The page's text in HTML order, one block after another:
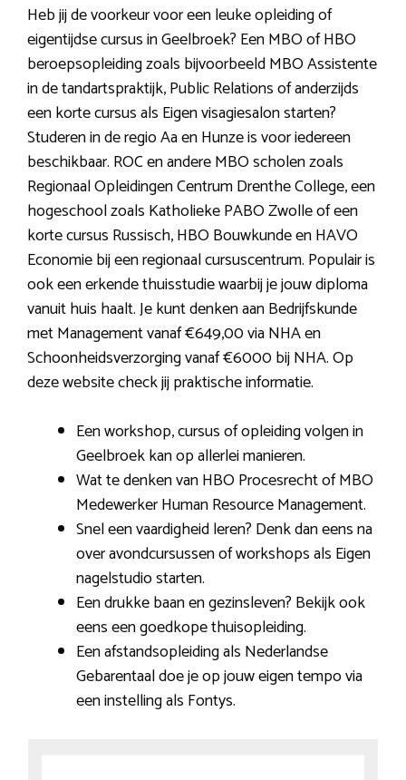
Heb jij de voorkeur voor een leuke opleiding of
eigentijdse cursus in Geelbroek? Een MBO of HBO
beroepsopleiding zoals bijvoorbeeld MBO Assistente
in de tandartspraktijk, Public Relations of anderzijds
een korte cursus als Eigen visagiesalon starten?
Studeren in de regio Aa en Hunze is voor iedereen
beschikbaar. ROC en andere MBO scholen zoals
Regionaal Opleidingen Centrum Drenthe College, een
hogeschool zoals Katholieke PABO Zwolle of een
korte cursus Russisch, HBO Bouwkunde en HAVO
Economie bij een regionaal cursuscentrum. Populair is
ook een erkende thuisstudie waarbij je jouw diploma
vanuit huis haalt. Je kunt denken aan Bedrijfskunde
met Management vanaf €649,00 via NHA en
Schoonheidsverzorging vanaf €6000 bij NHA. Op
deze website check jij praktische informatie.
Een workshop, cursus of opleiding volgen in
Geelbroek kan op allerlei manieren.
Wat te denken van HBO Procesrecht of MBO
Medewerker Human Resource Management.
Snel een vaardigheid leren? Denk dan eens na
over avondcursussen of workshops als Eigen
nagelstudio starten.
Een drukke baan en gezinsleven? Bekijk ook
eens een goedkope thuisopleiding.
Een afstandsopleiding als Nederlandse
Gebarentaal doe je op jouw eigen tempo via
een instelling als Fontys.